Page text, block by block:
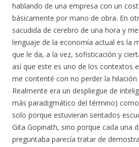
hablando de una empresa con un
básicamente por mano de obra. En
sacudida de cerebro de una hora y
lenguaje de la economía actual es la
que le da, a la vez, sofisticación y
así que este es uno de los contextos
me contenté con no perder la hilación
Realmente era un despliegue de
más paradigmático del término)
solo porque estuvieran sentados
Gita Gopinath, sino porque cada una
preguntaba parecía tratar de